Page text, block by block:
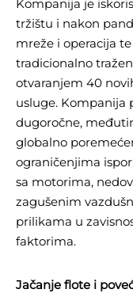
Kompanija je
tržištu i nakon
mreže i operacija
tradicionalno
otvaranjem 40
usluge. Kompanija
dugoročne,
globalno
ograničenjima
sa motorima,
zagušenim
prilikama u
faktorima.
Jačanje flote i